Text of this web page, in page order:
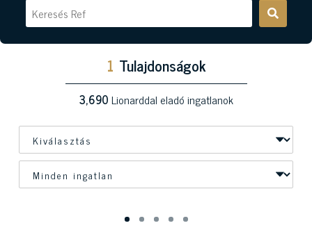
1 Tulajdonságok
3,690Lionarddal eladó ingatlanok